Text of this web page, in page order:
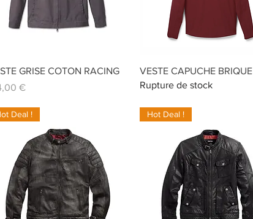
Aperçu rapide
GRISE COTON RACING
€
Aperçu rapide
VESTE CAPUCHE BRIQUE
Rupture de stock
Deal ! Hot Deal !